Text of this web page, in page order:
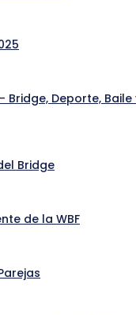
Bridge, Deporte, Baile
Bridge
de la WBF